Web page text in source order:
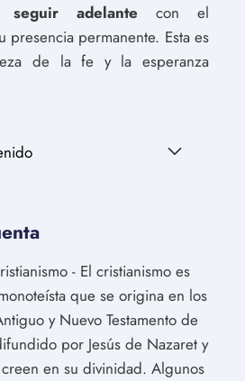
seguir adelante con el
presencia permanente. Esta es
de la fe y la esperanza
- El cristianismo es
que se origina en los
y Nuevo Testamento de
por Jesús de Nazaret y
en su divinidad. Algunos